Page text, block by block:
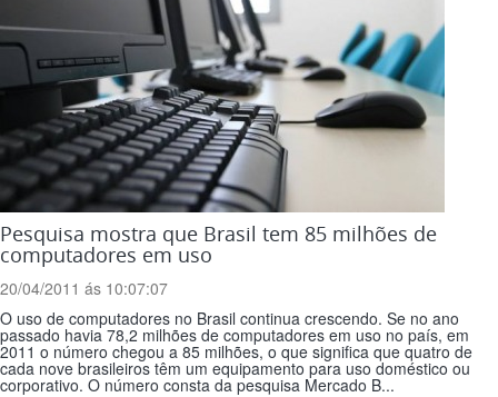
Pesquisa mostra que Brasil tem 85 milhões de
computadores em uso
20/04/2011 ás 10:07:07
O uso de computadores no Brasil continua crescendo. Se no ano
passado havia 78,2 milhões de computadores em uso no país, em
2011 o número chegou a 85 milhões, o que significa que quatro de
cada nove brasileiros têm um equipamento para uso doméstico ou
corporativo. O número consta da pesquisa Mercado B...